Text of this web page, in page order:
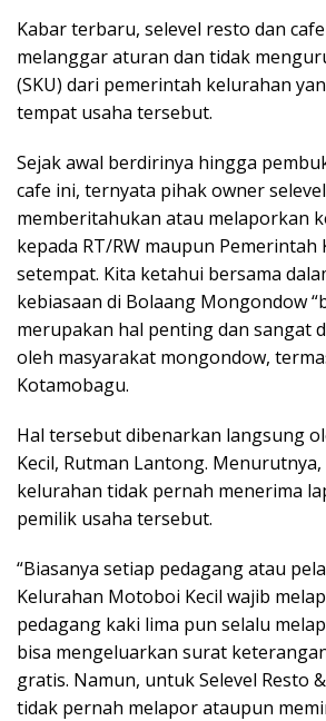
Kabar terbaru, selevel resto dan
melanggar aturan dan tidak
(SKU) dari pemerintah kelurahan
tempat usaha tersebut.
Sejak awal berdirinya hingga
cafe ini, ternyata pihak owner
memberitahukan atau melaporkan
kepada RT/RW maupun Pemerintah
setempat. Kita ketahui bersama
kebiasaan di Bolaang Mongondow
merupakan hal penting dan sangat
oleh masyarakat mongondow,
Kotamobagu.
Hal tersebut dibenarkan langsung
Kecil, Rutman Lantong.
kelurahan tidak pernah menerima
pemilik usaha tersebut.
“Biasanya setiap pedagang atau
Kelurahan Motoboi Kecil wajib
pedagang kaki lima pun selalu
bisa mengeluarkan surat
gratis. Namun, untuk Selevel Resto
tidak pernah melapor ataupun